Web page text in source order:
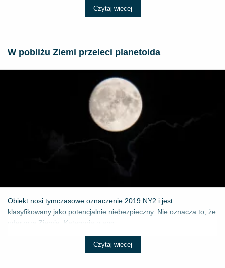
Czytaj więcej
W pobliżu Ziemi przeleci planetoida
Obiekt nosi tymczasowe oznaczenie 2019 NY2 i jest
klasyfikowany jako potencjalnie niebezpieczny. Nie oznacza to, że
uderzy w Ziemię. Kategoria o ang...
Czytaj więcej